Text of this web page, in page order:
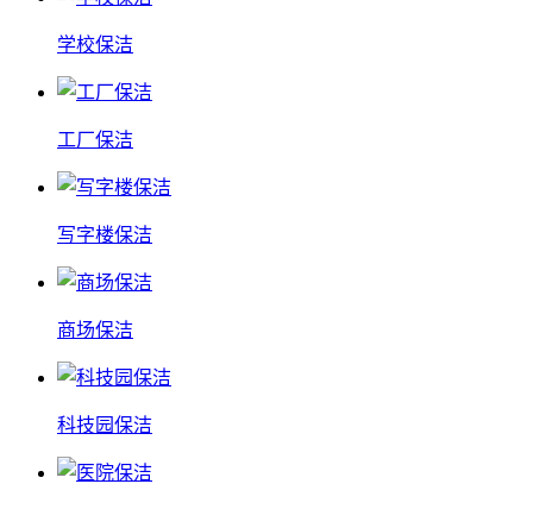
学校保洁
工厂保洁
写字楼保洁
商场保洁
科技园保洁